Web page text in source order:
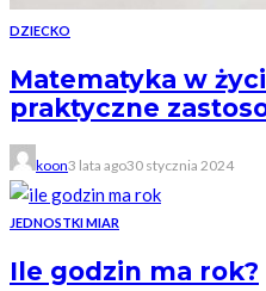
DZIECKO
Matematyka w
praktyczne
koon3 lata ago30 stycznia 2024
JEDNOSTKI MIAR
Ile godzin ma rok?